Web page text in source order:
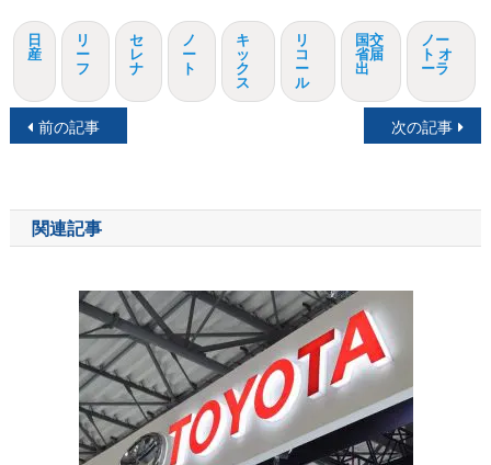
日
産
リ
ー
フ
セ
レ
ナ
ノ
ー
ト
キ
ッ
ク
ス
リ
コ
ー
ル
国交
省届
出
ノー
ト オ
ーラ
投
ナ
ビ
前の記事 次の記事
関連記事